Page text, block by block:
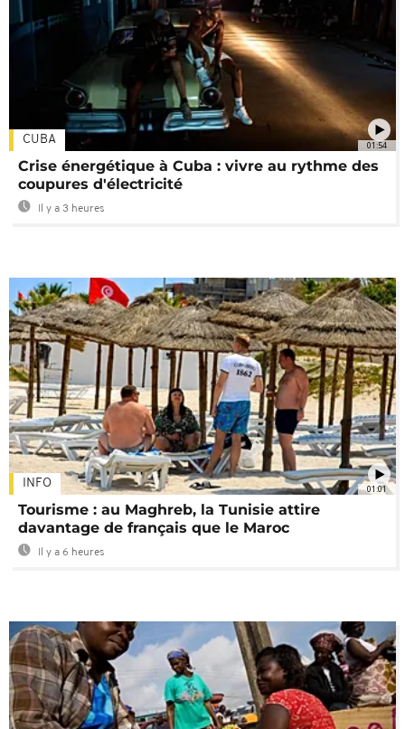
01:54
CUBA
Crise énergétique à Cuba : vivre au rythme des
coupures d'électricité
Il y a 3 heures
01:01
INFO
Tourisme : au Maghreb, la Tunisie attire
davantage de français que le Maroc
Il y a 6 heures